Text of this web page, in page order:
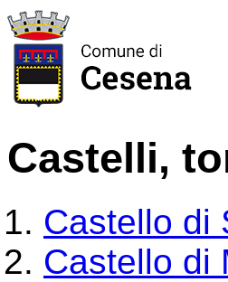
Castelli,
Castello di
Castello di